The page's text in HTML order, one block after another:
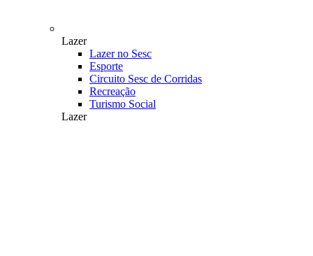
Lazer
Lazer no Sesc
Esporte
Circuito Sesc de Corridas
Recreação
Turismo Social
Lazer